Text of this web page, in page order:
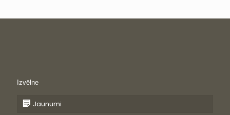
Izvēlne
Jaunumi